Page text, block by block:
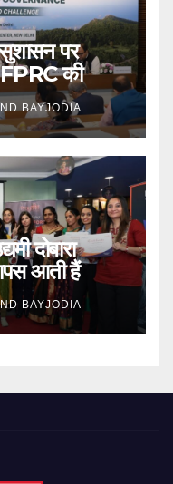
पर
की
BAYJODIA
दोबारा
आती हैं
BAYJODIA